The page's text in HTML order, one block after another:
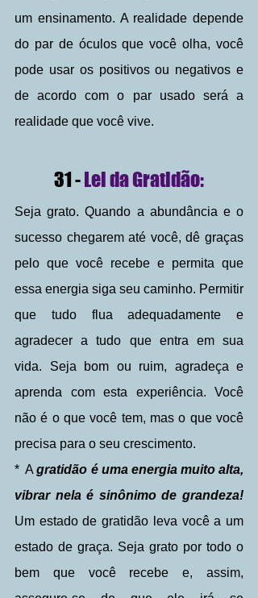
um ensinamento. A realidade depende
do par de óculos que você olha, você
pode usar os positivos ou negativos e
de acordo com o par usado será a
realidade que você vive.
31 - Lei da Gratidão:
Seja grato. Quando a abundância e o
sucesso chegarem até você, dê graças
pelo que você recebe e permita que
essa energia siga seu caminho. Permitir
que tudo flua adequadamente e
agradecer a tudo que entra em sua
vida. Seja bom ou ruim, agradeça e
aprenda com esta experiência. Você
não é o que você tem, mas o que você
precisa para o seu crescimento.
*  A gratidão é uma energia muito alta,
vibrar nela é sinônimo de grandeza!
Um estado de gratidão leva você a um
estado de graça. Seja grato por todo o
bem que você recebe e, assim,